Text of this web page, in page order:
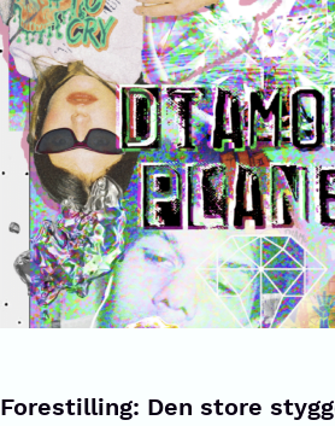
Forestilling: Den store